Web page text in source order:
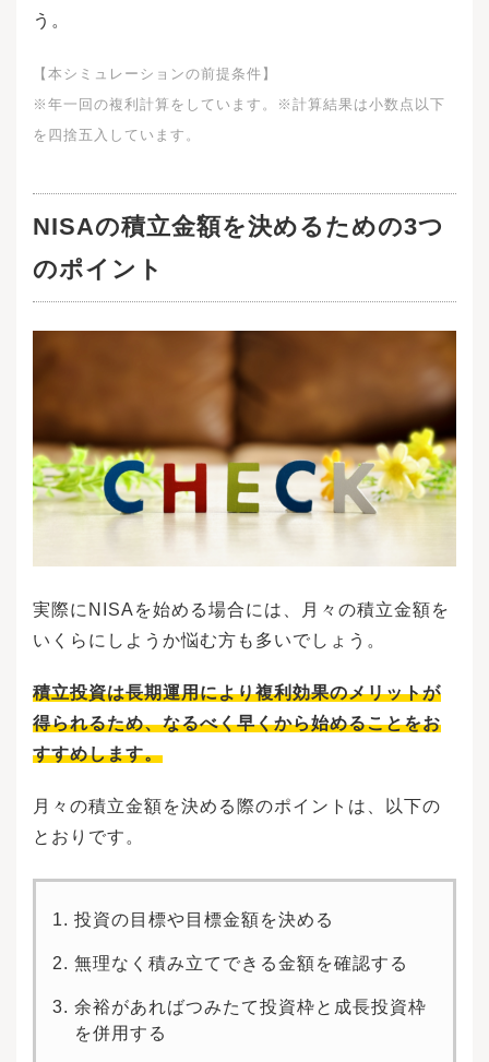
ます。NISAで資産運用を始めようとしている方
項・配当金等は口座開設をした金融機関等経由
A口座で国内上場株式等の配当金を非課税で受け
取るためには、配当金の受領方法を「株式数比
関）しか開設できません。・NISAで購入できる
商品は金融商品取引業者が指定する商品に限ら
れます。・年間投資枠と非課税保有限度額が設
定されます。・損失は税務上ないものとされま
す。・出国により非居住者に該当する場合、NIS
SA ・つみたてNISA等に関するご注意事項の詳細
う。
【本シミュレーションの前提条件】
※年一回の複利計算をしています。※計算結果は小数点以下
を四捨五入しています。
NISAの積立金額を決めるための3つ
のポイント
実際にNISAを始める場合には、月々の積立金額を
いくらにしようか悩む方も多いでしょう。
積立投資は長期運用により複利効果のメリットが
得られるため、なるべく早くから始めることをお
すすめします。
月々の積立金額を決める際のポイントは、以下の
とおりです。
投資の目標や目標金額を決める
無理なく積み立てできる金額を確認する
余裕があればつみたて投資枠と成長投資枠
を併用する